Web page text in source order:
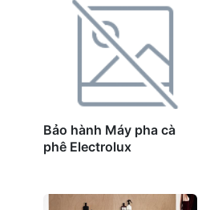
Bảo hành Máy pha cà
phê Electrolux